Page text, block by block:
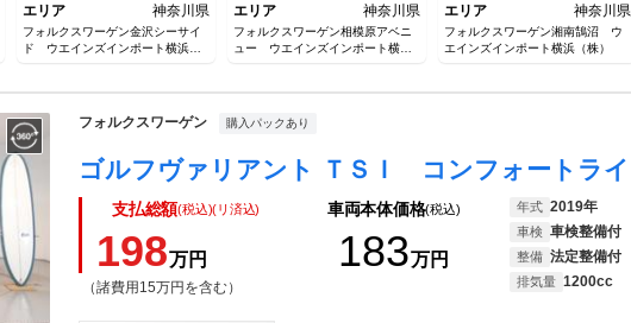
エリア
神奈川県
フォルクスワーゲン金沢シーサイ
ド ウエインズインポート横浜
エリア
神奈川県
フォルクスワーゲン相模原アベニ
ュー ウエインズインポート横浜
エリア
神奈川県
フォルクスワーゲン湘南鵠沼 ウ
エインズインポート横浜（株）
フォルクスワーゲン 購入パックあり
支払総額(税込)(リ済込)
198万円
（諸費用15万円を含む）
車両本体価格(税込)
183万円
年式 2019年
車検 車検整備付
整備 法定整備付
排気量 1200cc